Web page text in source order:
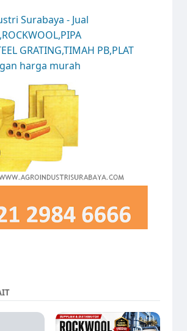
Surabaya - Jual
GRATING,TIMAH PB,PLAT
harga murah